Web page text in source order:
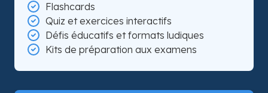
Flashcards
Quiz et exercices interactifs
Défis éducatifs et formats ludiques
Kits de préparation aux examens